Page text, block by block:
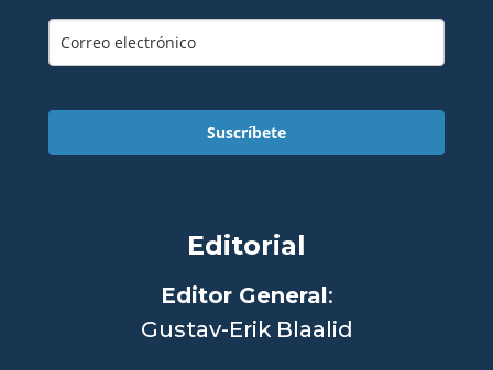
Suscríbete
Editorial
Editor General:
Gustav-Erik Blaalid